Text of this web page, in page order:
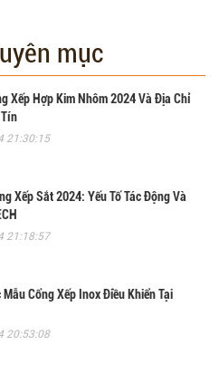
mục
Xếp Hợp Kim Nhôm 2024 Và Địa Chỉ
21:30:15
Xếp Sắt 2024: Yếu Tố Tác Động Và
21:18:57
Mẫu Cổng Xếp Inox Điều Khiển Tại
20:53:08